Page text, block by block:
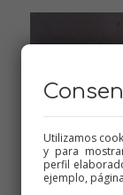
Utilizamos
y para
perfil
ejemplo,